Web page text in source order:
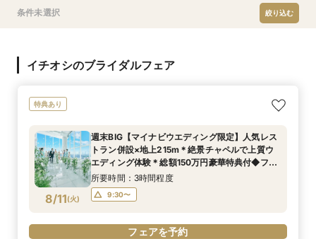
条件未選択 絞り込む
イチオシのブライダルフェア
特典あり
8/11(火)
週末BIG【マイナビウエディング限定】人気レス
トラン併設×地上215m＊絶景チャペルで上質ウ
エディング体験＊総額150万円豪華特典付◆フェ
ア
所要時間：3時間程度
9:30〜
フェアを予約